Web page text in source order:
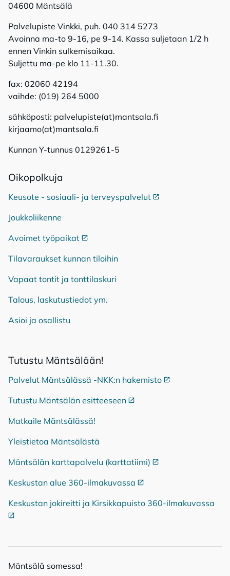
04600 Mäntsälä
Palvelupiste Vinkki, puh. 040 314 5273
Avoinna ma-to 9-16, pe 9-14. Kassa suljetaan 1/2 h
ennen Vinkin sulkemisaikaa.
Suljettu ma-pe klo 11-11.30.
fax: 02060 42194
vaihde: (019) 264 5000
sähköposti: palvelupiste(at)mantsala.fi
kirjaamo(at)mantsala.fi
Kunnan Y-tunnus 0129261-5
Oi­ko­pol­ku­ja
Keusote - sosiaali- ja terveyspalvelut Ulkoinen linkki
Joukkoliikenne
Avoimet työpaikat Ulkoinen linkki
Tilavaraukset kunnan tiloihin
Vapaat tontit ja tonttilaskuri
Talous, laskutustiedot ym.
Asioi ja osallistu
Tu­tus­tu Mänt­sä­lään!
Palvelut Mäntsälässä -NKK:n hakemisto Ulkoinen linkki
Tutustu Mäntsälän esitteeseen Ulkoinen linkki
Matkaile Mäntsälässä!
Yleistietoa Mäntsälästä
Mäntsälän karttapalvelu (karttatiimi) Ulkoinen linkki
Keskustan alue 360-ilmakuvassa Ulkoinen linkki
Keskustan jokireitti ja Kirsikkapuisto 360-ilmakuvassa
Mänt­sä­lä so­mes­sa!